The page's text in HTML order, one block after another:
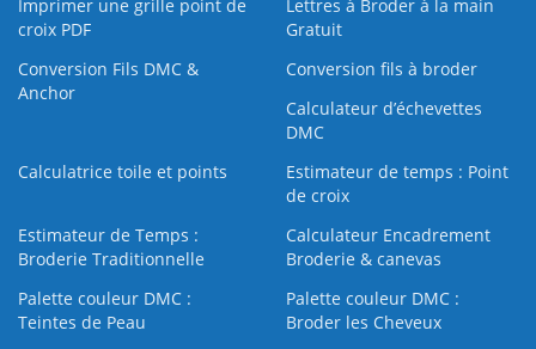
Imprimer une grille point de
croix PDF
Lettres à Broder à la main
Gratuit
Conversion Fils DMC &
Anchor
Conversion fils à broder
Calculateur d’échevettes
DMC
Calculatrice toile et points
Estimateur de temps : Point
de croix
Estimateur de Temps :
Broderie Traditionnelle
Calculateur Encadrement
Broderie & canevas
Palette couleur DMC :
Teintes de Peau
Palette couleur DMC :
Broder les Cheveux